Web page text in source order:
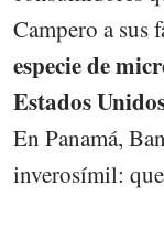
Campero a sus
especie de
Estados
En Panamá,
inverosímil: